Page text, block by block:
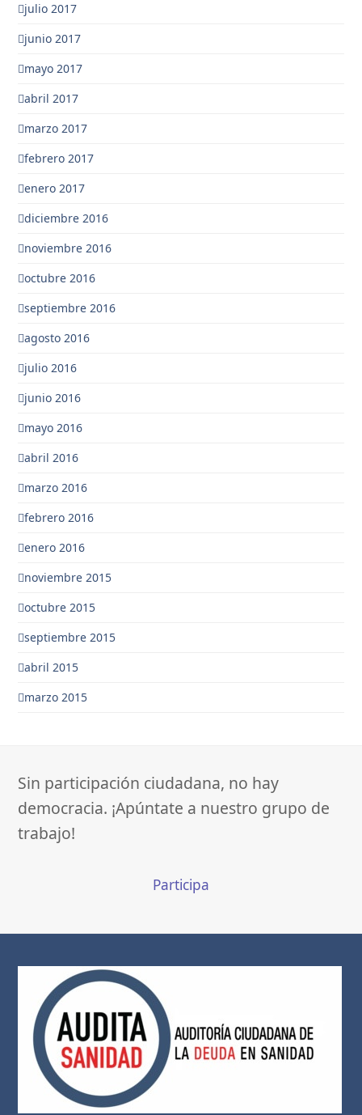
julio 2017
junio 2017
mayo 2017
abril 2017
marzo 2017
febrero 2017
enero 2017
diciembre 2016
noviembre 2016
octubre 2016
septiembre 2016
agosto 2016
julio 2016
junio 2016
mayo 2016
abril 2016
marzo 2016
febrero 2016
enero 2016
noviembre 2015
octubre 2015
septiembre 2015
abril 2015
marzo 2015
Sin participación ciudadana, no hay
democracia. ¡Apúntate a nuestro grupo de
trabajo!
Participa